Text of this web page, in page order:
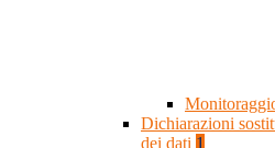
Dichiarazioni
dei dati 1